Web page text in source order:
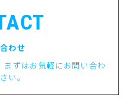
わせ
ずはお気軽にお問い合わ
い。